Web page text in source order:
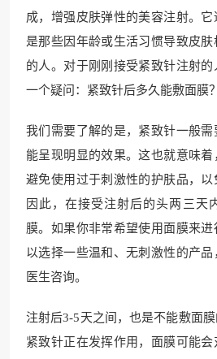
成，增强皮肤弹性的美容注射。它
是那些因年龄或生活习惯导致皮
的人。对于刚刚接受紧致针注射
一个疑问：紧致针后多久能敷面膜？
我们需要了解的是，紧致针一般
能呈现明显的效果。这也就意味
避免使用过于刺激性的护肤品，以
因此，在接受注射后的头两三天
膜。如果你非常希望使用面膜来
以选择一些温和、无刺激性的产
医生咨询。
注射后3-5天之间，也是不能敷面
紧致针正在发挥作用，面膜可能会